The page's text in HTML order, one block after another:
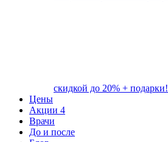
скидкой до 20% + подарки!
Цены
Акции 4
Врачи
До и после